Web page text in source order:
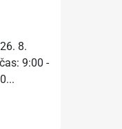
8.
9:00 -
...